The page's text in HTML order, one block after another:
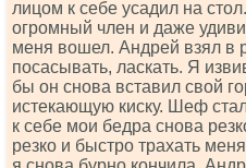
лицом к себе усадил на
огромный член и даже
меня вошел. Андрей взял в
посасывать, ласкать. Я
бы он снова вставил свой
истекающую киску. Шеф
к себе мои бедра снова
резко и быстро трахать